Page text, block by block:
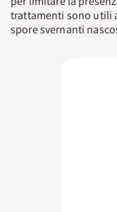
trattamenti sono utili
spore svernanti